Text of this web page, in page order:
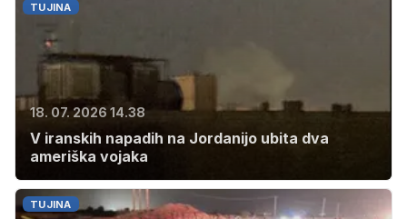
TUJINA
18. 07. 2026 14.38
V iranskih napadih na Jordanijo ubita dva
ameriška vojaka
TUJINA